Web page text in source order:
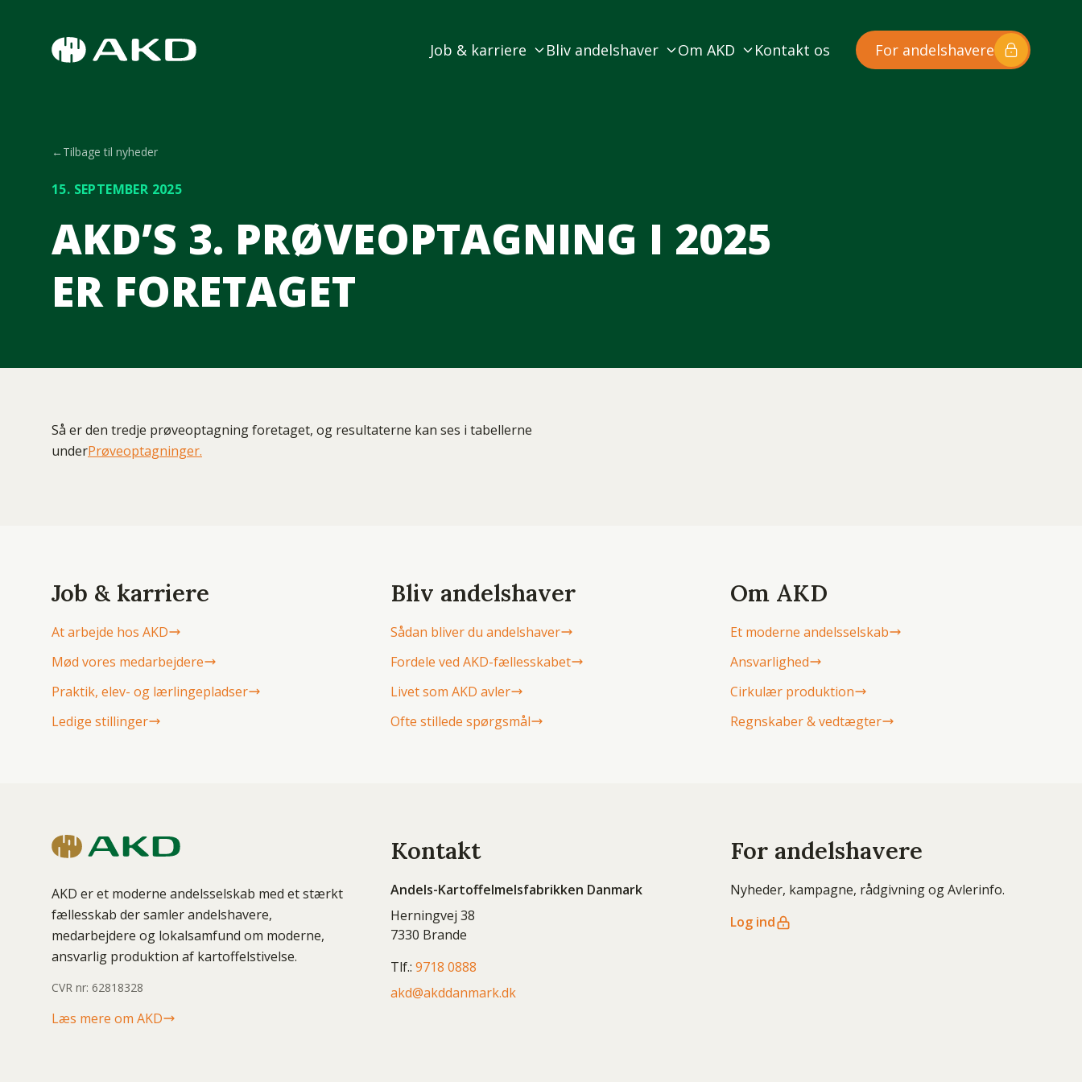
Job & karriere Bliv andelshaver Om AKD Kontakt os For andelshavere
←Tilbage til nyheder
15. SEPTEMBER 2025
AKD’S 3. PRØVEOPTAGNING I 2025
ER FORETAGET
Så er den tredje prøveoptagning foretaget, og resultaterne kan ses i tabellerne
underPrøveoptagninger.
Job & karriere
At arbejde hos AKD
Mød vores medarbejdere
Praktik, elev- og lærlingepladser
Ledige stillinger
Bliv andelshaver
Sådan bliver du andelshaver
Fordele ved AKD-fællesskabet
Livet som AKD avler
Ofte stillede spørgsmål
Om AKD
Et moderne andelsselskab
Ansvarlighed
Cirkulær produktion
Regnskaber & vedtægter
AKD er et moderne andelsselskab med et stærkt
fællesskab der samler andelshavere,
medarbejdere og lokalsamfund om moderne,
ansvarlig produktion af kartoffelstivelse.
CVR nr: 62818328
Læs mere om AKD
Kontakt
Andels-Kartoffelmelsfabrikken Danmark
Herningvej 38
7330 Brande
Tlf.:9718 0888
akd@akddanmark.dk
For andelshavere
Nyheder, kampagne, rådgivning og Avlerinfo.
Log ind